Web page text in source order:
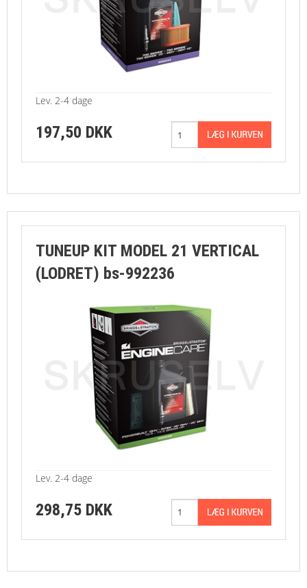
Lev. 2-4 dage
197,50 DKK
TUNEUP KIT MODEL 21 VERTICAL
(LODRET) bs-992236
Lev. 2-4 dage
298,75 DKK